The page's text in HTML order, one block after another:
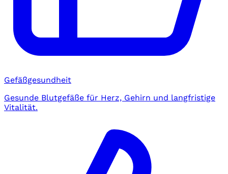
Gefäßgesundheit
Gesunde Blutgefäße für Herz, Gehirn und langfristige
Vitalität.